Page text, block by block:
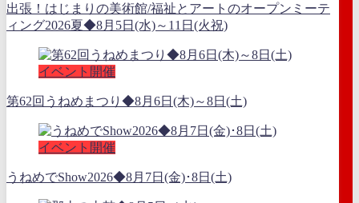
出張！はじまりの美術館/福祉とアートのオープンミーテ
ィング2026夏◆8月5日(水)～11日(火祝)
イベント開催
第62回うねめまつり◆8月6日(木)～8日(土)
イベント開催
うねめでShow2026◆8月7日(金)･8日(土)